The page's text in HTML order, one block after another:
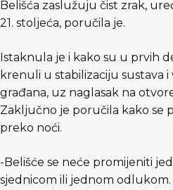
Belišća zaslužuju čist zrak,
21. stoljeća, poručila je.
Istaknula je i kako su u prvih
krenuli u stabilizaciju sustava
građana, uz naglasak na
Zaključno je poručila kako se
preko noći.
-Belišće se neće promijeniti
sjednicom ili jednom